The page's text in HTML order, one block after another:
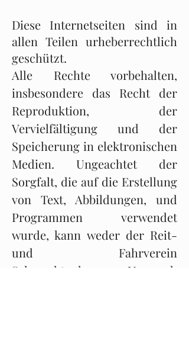
Diese Internetseiten sind in
allen Teilen urheberrechtlich
geschützt.
Alle Rechte vorbehalten,
insbesondere das Recht der
Reproduktion, der
Vervielfältigung und der
Speicherung in elektronischen
Medien. Ungeachtet der
Sorgfalt, die auf die Erstellung
von Text, Abbildungen, und
Programmen verwendet
wurde, kann weder der Reit-
und Fahrverein
Schmachtenhagen eV. noch